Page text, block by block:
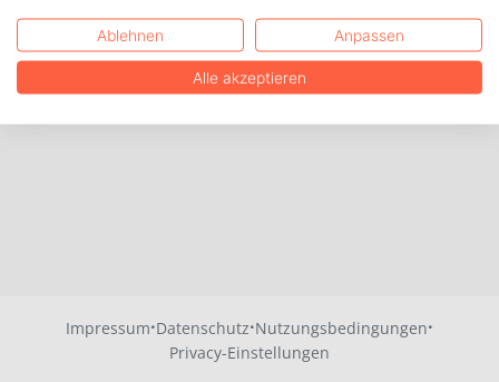
Impressum·Datenschutz·Nutzungsbedingungen·
Privacy-Einstellungen
Ablehnen Anpassen
Alle akzeptieren